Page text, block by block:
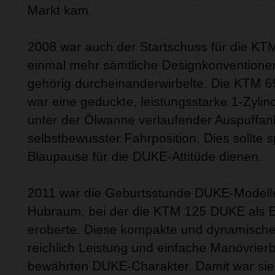
Markt kam.
2008 war auch der Startschuss für die
einmal mehr sämtliche
gehörig durcheinanderwirbelte. Die KTM
war eine geduckte, leistungsstarke 1-
unter der Ölwanne verlaufender
selbstbewusster Fahrposition. Dies sollte
Blaupause für die DUKE-Attitüde dienen.
2011 war die Geburtsstunde DUKE-
Hubraum, bei der die KTM 125 DUKE als
eroberte. Diese kompakte und
reichlich Leistung und einfache
bewährten DUKE-Charakter. Damit war